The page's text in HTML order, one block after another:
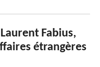
Fabius,
étrangères